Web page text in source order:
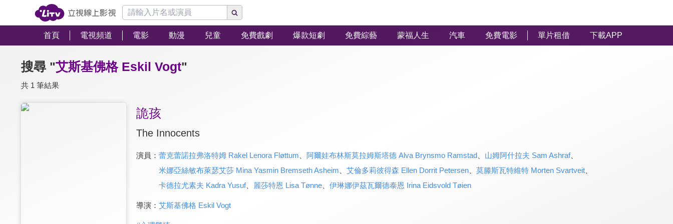
首頁 電視頻道 電影 動漫 兒童 免費戲劇 爆款短劇 免費綜藝 蒙福人生 汽車 免費電影 單片租借 下載APP
搜尋 "艾斯基佛格 Eskil Vogt"
共 1 筆結果
詭孩
The Innocents
演員： 蕾克蕾諾拉弗洛特姆 Rakel Lenora Fløttum 阿爾娃布林斯莫拉姆斯塔德 Alva Brynsmo Ramstad、 山姆阿什拉夫 Sam Ashraf、
米娜亞絲敏布萊瑟艾莎 Mina Yasmin Bremseth Asheim
艾倫多莉彼得森 Ellen Dorrit Petersen、 莫滕斯瓦特維特 Morten Svartveit、
卡德拉尤素夫 Kadra Yusuf、 麗莎特恩 Lisa Tønne、 伊琳娜伊茲瓦爾德泰恩 Irina Eidsvold Tøien
導演： 艾斯基佛格 Eskil Vogt